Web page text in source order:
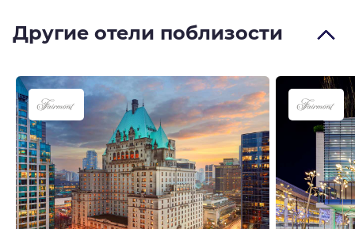
Другие отели поблизости